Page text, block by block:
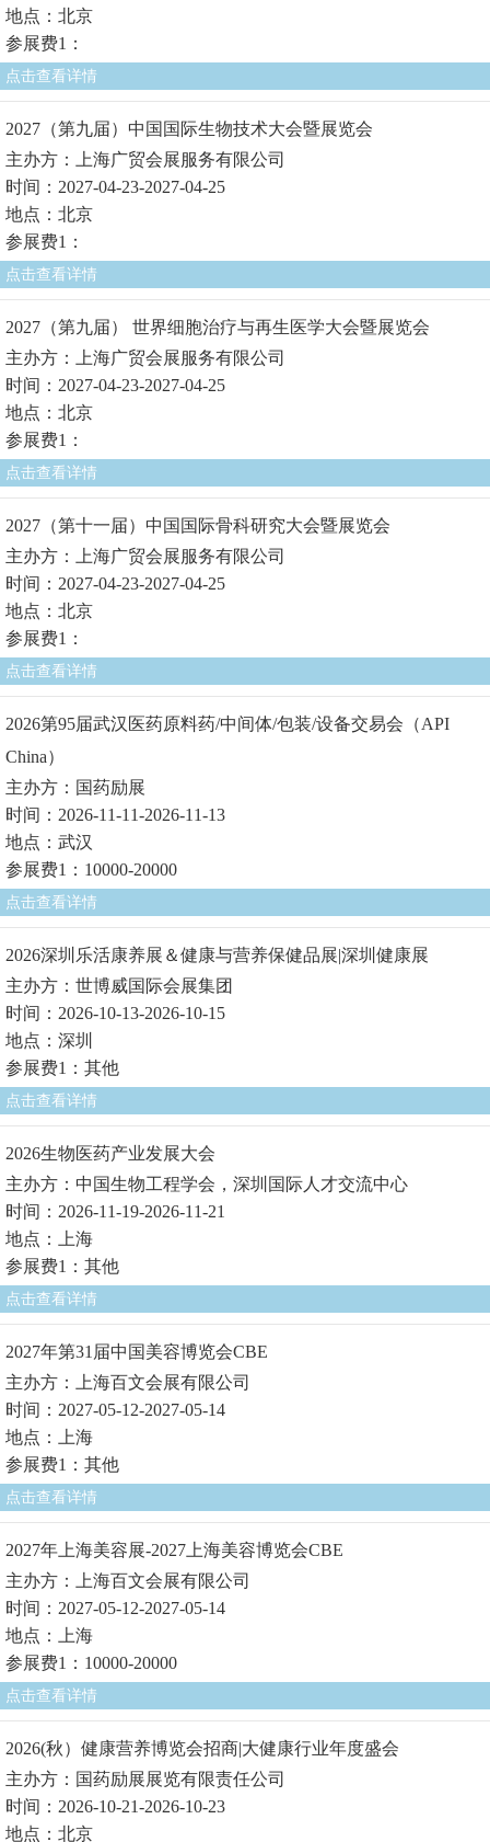
地点：北京
参展费1：
点击查看详情
2027（第九届）中国国际生物技术大会暨展览会
主办方：上海广贸会展服务有限公司
时间：2027-04-23-2027-04-25
地点：北京
参展费1：
点击查看详情
2027（第九届） 世界细胞治疗与再生医学大会暨展览会
主办方：上海广贸会展服务有限公司
时间：2027-04-23-2027-04-25
地点：北京
参展费1：
点击查看详情
2027（第十一届）中国国际骨科研究大会暨展览会
主办方：上海广贸会展服务有限公司
时间：2027-04-23-2027-04-25
地点：北京
参展费1：
点击查看详情
2026第95届武汉医药原料药/中间体/包装/设备交易会（API
China）
主办方：国药励展
时间：2026-11-11-2026-11-13
地点：武汉
参展费1：10000-20000
点击查看详情
2026深圳乐活康养展＆健康与营养保健品展|深圳健康展
主办方：世博威国际会展集团
时间：2026-10-13-2026-10-15
地点：深圳
参展费1：其他
点击查看详情
2026生物医药产业发展大会
主办方：中国生物工程学会，深圳国际人才交流中心
时间：2026-11-19-2026-11-21
地点：上海
参展费1：其他
点击查看详情
2027年第31届中国美容博览会CBE
主办方：上海百文会展有限公司
时间：2027-05-12-2027-05-14
地点：上海
参展费1：其他
点击查看详情
2027年上海美容展-2027上海美容博览会CBE
主办方：上海百文会展有限公司
时间：2027-05-12-2027-05-14
地点：上海
参展费1：10000-20000
点击查看详情
2026(秋）健康营养博览会招商|大健康行业年度盛会
主办方：国药励展展览有限责任公司
时间：2026-10-21-2026-10-23
地点：北京